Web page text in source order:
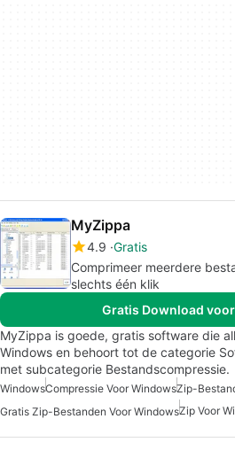
MyZippa
4.9 Gratis
Comprimeer meerdere
slechts één klik
Gratis Download
MyZippa is goede, gratis software die
Windows en behoort tot de categorie
met subcategorie Bestandscompressie.
WindowsCompressie Voor WindowsZip-
Gratis Zip-Bestanden Voor WindowsZip Voor